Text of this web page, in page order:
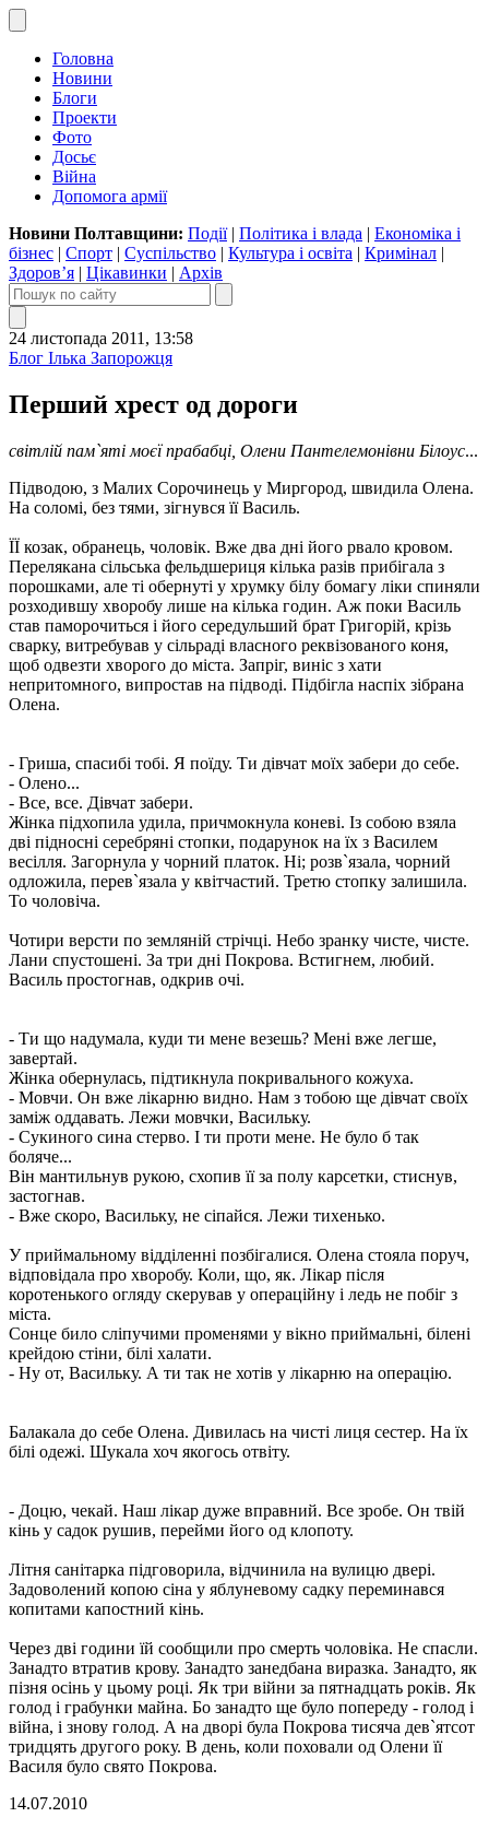
Головна
Новини
Блоги
Проекти
Фото
Досьє
Війна
Допомога армії
Новини Полтавщини: Події| Політика і влада | Економіка і
бізнес | Спорт | Суспільство | Культура і освіта | Кримінал |
Здоров’я | Цікавинки | Архів
24 листопада 2011, 13:58
Блог Ілька Запорожця
Перший хрест од дороги
світлій пам`яті моєї прабабці, Олени Пантелемонівни Білоус...
Підводою, з Малих Сорочинець у Миргород, швидила Олена.
На соломі, без тями, зігнувся її Василь.
ЇЇ козак, обранець, чоловік. Вже два дні його рвало кровом.
Перелякана сільська фельдшериця кілька разів прибігала з
порошками, але ті обернуті у хрумку білу бомагу ліки спиняли
розходившу хворобу лише на кілька годин. Аж поки Василь
став паморочиться і його середульший брат Григорій, крізь
сварку, витребував у сільраді власного реквізованого коня,
щоб одвезти хворого до міста. Запріг, виніс з хати
непритомного, випростав на підводі. Підбігла наспіх зібрана
Олена.
- Гриша, спасибі тобі. Я поїду. Ти дівчат моїх забери до себе.
- Олено...
- Все, все. Дівчат забери.
Жінка підхопила удила, причмокнула коневі. Із собою взяла
дві підносні серебряні стопки, подарунок на їх з Василем
весілля. Загорнула у чорний платок. Ні; розв`язала, чорний
одложила, перев`язала у квітчастий. Третю стопку залишила.
То чоловіча.
Чотири версти по земляній стрічці. Небо зранку чисте, чисте.
Лани спустошені. За три дні Покрова. Встигнем, любий.
Василь простогнав, одкрив очі.
- Ти що надумала, куди ти мене везешь? Мені вже легше,
завертай.
Жінка обернулась, підтикнула покривального кожуха.
- Мовчи. Он вже лікарню видно. Нам з тобою ще дівчат своїх
заміж оддавать. Лежи мовчки, Васильку.
- Сукиного сина стерво. І ти проти мене. Не було б так
боляче...
Він мантильнув рукою, схопив її за полу карсетки, стиснув,
застогнав.
- Вже скоро, Васильку, не сіпайся. Лежи тихенько.
У приймальному відділенні позбігалися. Олена стояла поруч,
відповідала про хворобу. Коли, що, як. Лікар після
коротенького огляду скерував у операційну і ледь не побіг з
міста.
Сонце било сліпучими променями у вікно приймальні, білені
крейдою стіни, білі халати.
- Ну от, Васильку. А ти так не хотів у лікарню на операцію.
Балакала до себе Олена. Дивилась на чисті лиця сестер. На їх
білі одежі. Шукала хоч якогось отвіту.
- Доцю, чекай. Наш лікар дуже вправний. Все зробе. Он твій
кінь у садок рушив, перейми його од клопоту.
Літня санітарка підговорила, відчинила на вулицю двері.
Задоволений копою сіна у яблуневому садку переминався
копитами капостний кінь.
Через дві години їй сообщили про смерть чоловіка. Не спасли.
Занадто втратив крову. Занадто занедбана виразка. Занадто, як
пізня осінь у цьому році. Як три війни за пятнадцать років. Як
голод і грабунки майна. Бо занадто ще було попереду - голод і
війна, і знову голод. А на дворі була Покрова тисяча дев`ятсот
тридцять другого року. В день, коли поховали од Олени її
Василя було свято Покрова.
14.07.2010